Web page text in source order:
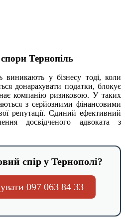
Тернопіль
виникають у бізнесу тоді, коли
донарахувати податки, блокує
компанію ризиковою. У таких
з серйозними фінансовими
репутації. Єдиний ефективний
досвідченого адвоката з
спір у Тернополі?
097 063 84 33